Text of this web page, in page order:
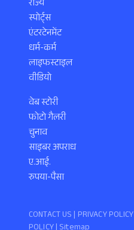
राज्य
स्पोर्ट्स
एंटरटेनमेंट
धर्म-कर्म
लाइफस्टाइल
वीडियो
वेब स्टोरी
फोटो गैलरी
चुनाव
साइबर अपराध
ए.आई.
रुपया-पैसा
CONTACT US | PRIVACY POLICY